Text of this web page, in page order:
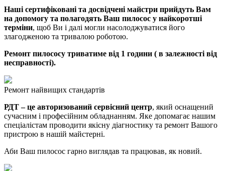
Наші сертифіковані та досвідчені майстри прийдуть Вам
на допомогу та полагодять Ваш пилосос у найкоротші
терміни, щоб Ви і далі могли насолоджуватися його
злагодженою та тривалою роботою.
Ремонт пилососу триватиме від 1 години ( в залежності від
несправності).
Ремонт найвищих стандартів
РДТ – це авторизований сервісний центр, який оснащений
сучасним і професійним обладнанням. Яке допомагає нашим
спеціалістам проводити якісну діагностику та ремонт Вашого
пристрою в нашій майстерні.
Аби Ваш пилосос гарно виглядав та працював, як новий.